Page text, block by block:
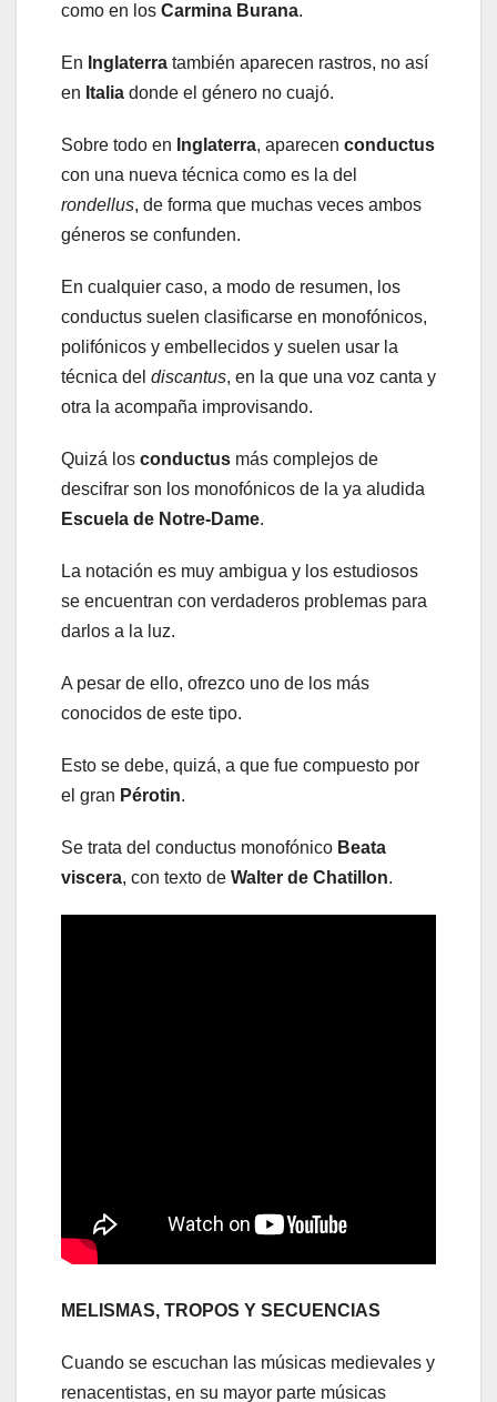
como en los Carmina Burana.
En Inglaterra también aparecen rastros, no así
en Italia donde el género no cuajó.
Sobre todo en Inglaterra, aparecen conductus
con una nueva técnica como es la del
rondellus, de forma que muchas veces ambos
géneros se confunden.
En cualquier caso, a modo de resumen, los
conductus suelen clasificarse en monofónicos,
polifónicos y embellecidos y suelen usar la
técnica del discantus, en la que una voz canta y
otra la acompaña improvisando.
Quizá los conductus más complejos de
descifrar son los monofónicos de la ya aludida
Escuela de Notre-Dame.
La notación es muy ambigua y los estudiosos
se encuentran con verdaderos problemas para
darlos a la luz.
A pesar de ello, ofrezco uno de los más
conocidos de este tipo.
Esto se debe, quizá, a que fue compuesto por
el gran Pérotin.
Se trata del conductus monofónico Beata
viscera, con texto de Walter de Chatillon.
MELISMAS, TROPOS Y SECUENCIAS
Cuando se escuchan las músicas medievales y
renacentistas, en su mayor parte músicas